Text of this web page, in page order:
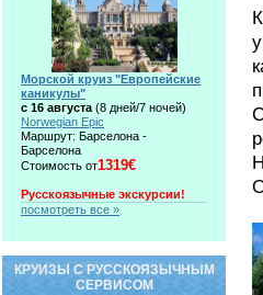
Морской круиз "Европейские
каникулы"
с 16 августа (8 дней/7 ночей)
Norwegian Epic
Маршрут: Барселона -
Барселона
Стоимость от1319€
Русскоязычные экскурсии!
посмотреть все »
КРУИЗЫ С РУССКОЯЗЫЧНЫМ
СЕРВИСОМ